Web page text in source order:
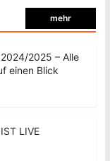
mehr
2025 – Alle
einen Blick
LIVE